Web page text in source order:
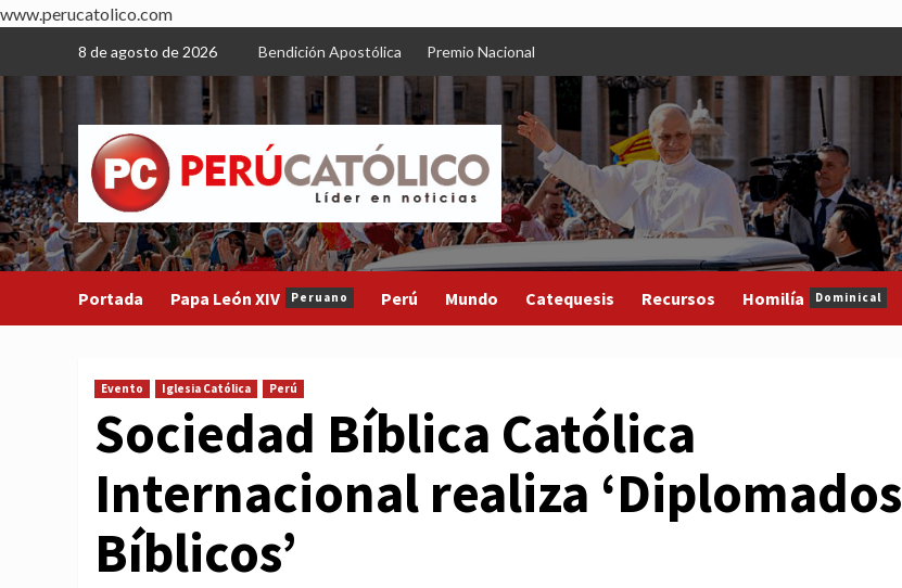
www.perucatolico.com
content
8 de agosto de 2026 Bendición Apostólica Premio Nacional
Portada Papa León XIV Peruano Perú Mundo Catequesis Recursos Homilía Dominical
Evento Iglesia Católica Perú
Sociedad Bíblica Católica
Internacional realiza ‘Diplomados
Bíblicos’